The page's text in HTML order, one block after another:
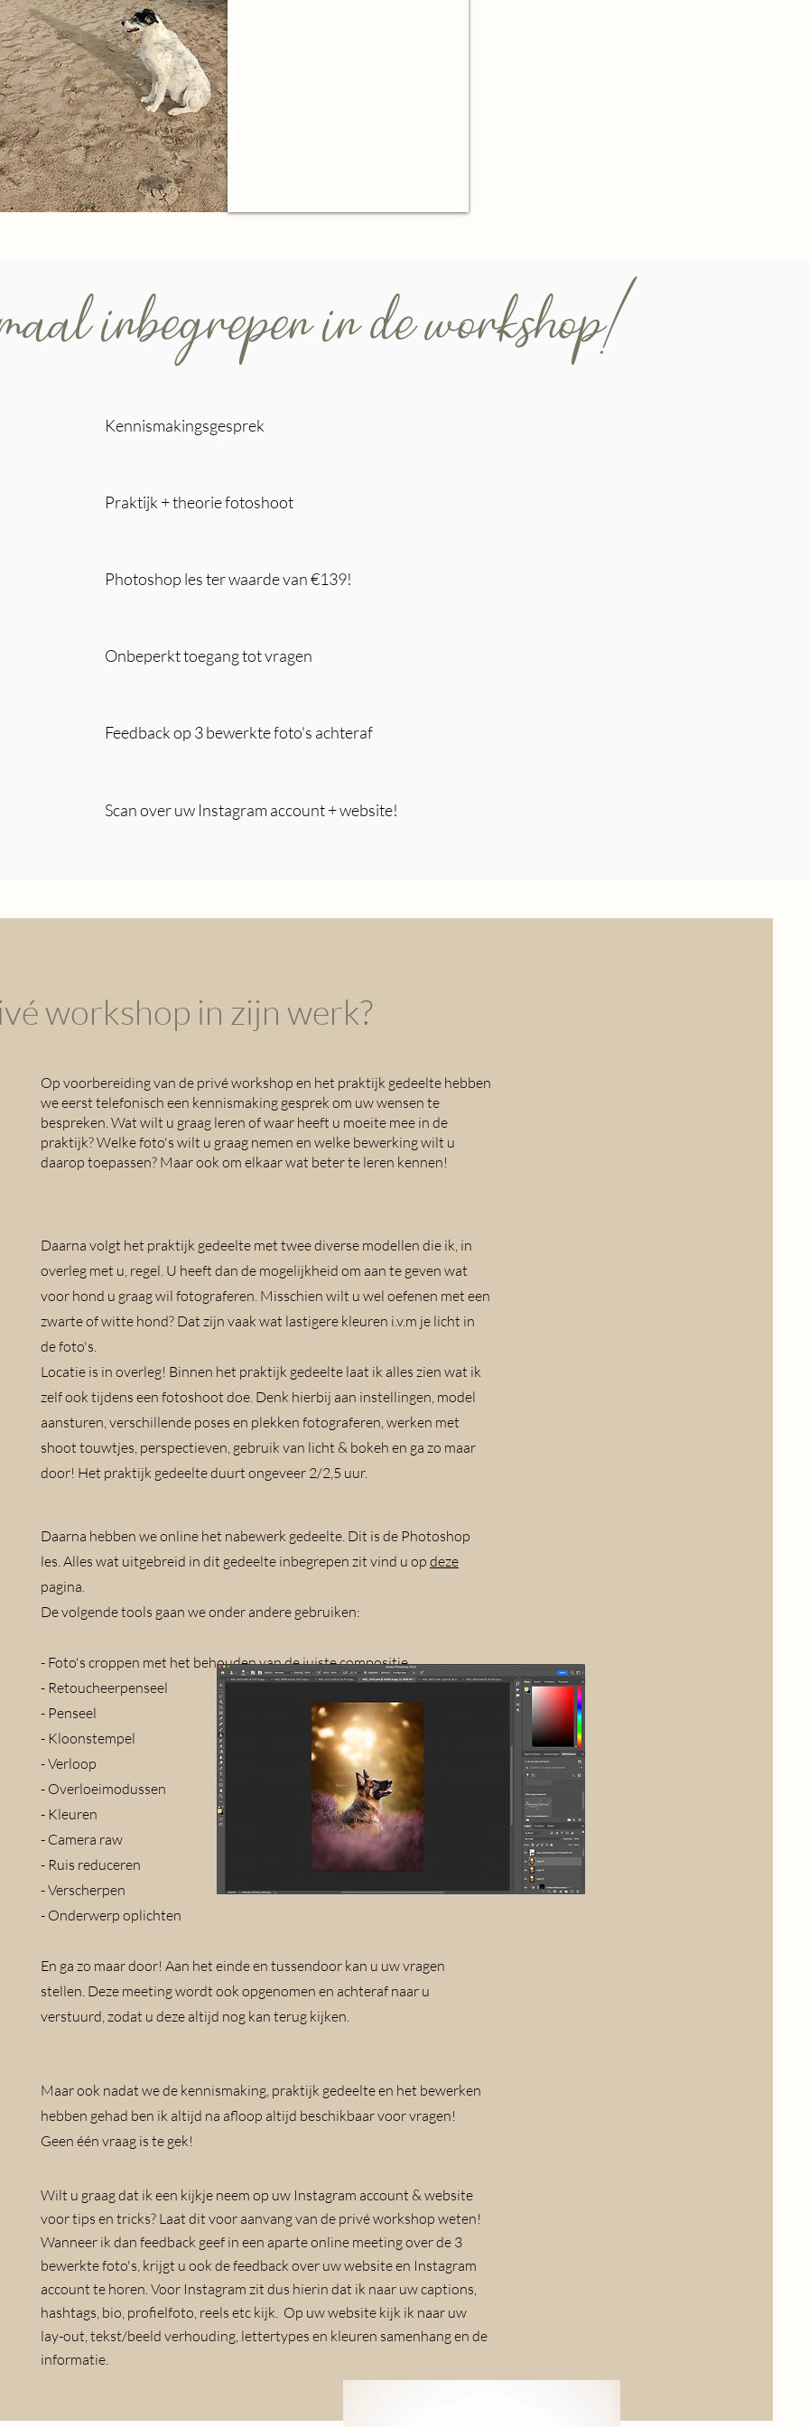
inbegrepen in de workshop!
Kennismakingsgesprek
Praktijk + theorie fotoshoot
Photoshop les ter waarde van €139!
Onbeperkt toegang tot vragen
Feedback op 3 bewerkte foto's achteraf
Scan over uw Instagram account + website!
workshop in zijn werk?
Op voorbereiding van de privé workshop en het praktijk gedeelte hebben
we eerst telefonisch een kennismaking gesprek om uw wensen te
bespreken. Wat wilt u graag leren of waar heeft u moeite mee in de
praktijk? Welke foto's wilt u graag nemen en welke bewerking wilt u
daarop toepassen? Maar ook om elkaar wat beter te leren kennen!
Daarna volgt het praktijk gedeelte met twee diverse modellen die ik, in
overleg met u, regel. U heeft dan de mogelijkheid om aan te geven wat
voor hond u graag wil fotograferen. Misschien wilt u wel oefenen met een
zwarte of witte hond? Dat zijn vaak wat lastigere kleuren i.v.m je licht in
de foto's.
Locatie is in overleg! Binnen het praktijk gedeelte laat ik alles zien wat ik
zelf ook tijdens een fotoshoot doe. Denk hierbij aan instellingen, model
aansturen, verschillende poses en plekken fotograferen, werken met
shoot touwtjes, perspectieven, gebruik van licht & bokeh en ga zo maar
door! Het praktijk gedeelte duurt ongeveer 2/2,5 uur.
Daarna hebben we online het nabewerk gedeelte. Dit is de Photoshop
les. Alles wat uitgebreid in dit gedeelte inbegrepen zit vind u op deze
pagina.
De volgende tools gaan we onder andere gebruiken:
- Foto's croppen met het behouden van de juiste compositie.
- Retoucheerpenseel
- Penseel
- Kloonstempel
- Verloop
- Overloeimodussen
- Kleuren
- Camera raw
- Ruis reduceren
- Verscherpen
- Onderwerp oplichten
En ga zo maar door! Aan het einde en tussendoor kan u uw vragen
stellen. Deze meeting wordt ook opgenomen en achteraf naar u
verstuurd, zodat u deze altijd nog kan terug kijken.
Maar ook nadat we de kennismaking, praktijk gedeelte en het bewerken
hebben gehad ben ik altijd na afloop altijd beschikbaar voor vragen!
Geen één vraag is te gek!
Wilt u graag dat ik een kijkje neem op uw Instagram account &website
voor tips en tricks? Laat dit voor aanvang van de privé workshop weten!
Wanneer ik dan feedback geef in een aparte online meeting over de 3
bewerkte foto's, krijgt u ook de feedback over uw website en Instagram
account te horen.Voor Instagram zit dus hierin dat ik naar uw captions,
hashtags, bio, profielfoto, reels etc kijk. Op uw website kijk ik naar uw
lay-out, tekst/beeld verhouding, lettertypes en kleuren samenhang en de
informatie.